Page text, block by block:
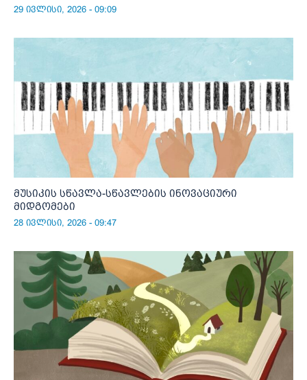
29 ივლისი, 2026 - 09:09
მუსიკის სწავლა-სწავლების ინოვაციური
მიდგომები
28 ივლისი, 2026 - 09:47